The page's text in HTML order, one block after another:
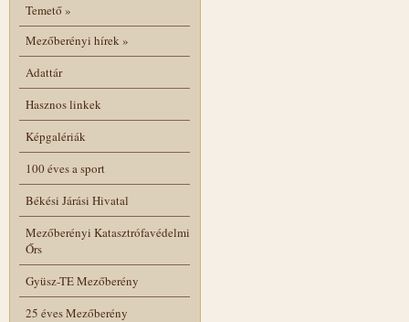
Temető»
Mezőberényi hírek»
Adattár
Hasznos linkek
Képgalériák
100 éves a sport
Békési Járási Hivatal
Mezőberényi Katasztrófavédelmi
Őrs
Gyüsz-TE Mezőberény
25 éves Mezőberény